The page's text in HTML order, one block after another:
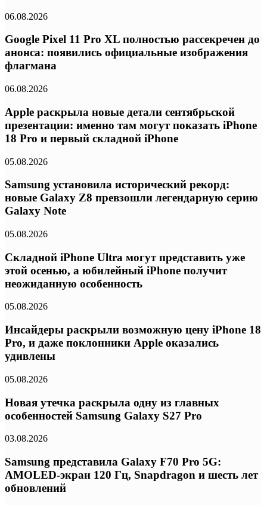
06.08.2026
Google Pixel 11 Pro XL полностью рассекречен до
анонса: появились официальные изображения
флагмана
06.08.2026
Apple раскрыла новые детали сентябрьской
презентации: именно там могут показать iPhone
18 Pro и первый складной iPhone
05.08.2026
Samsung установила исторический рекорд:
новые Galaxy Z8 превзошли легендарную серию
Galaxy Note
05.08.2026
Складной iPhone Ultra могут представить уже
этой осенью, а юбилейный iPhone получит
неожиданную особенность
05.08.2026
Инсайдеры раскрыли возможную цену iPhone 18
Pro, и даже поклонники Apple оказались
удивлены
05.08.2026
Новая утечка раскрыла одну из главных
особенностей Samsung Galaxy S27 Pro
03.08.2026
Samsung представила Galaxy F70 Pro 5G:
AMOLED-экран 120 Гц, Snapdragon и шесть лет
обновлений